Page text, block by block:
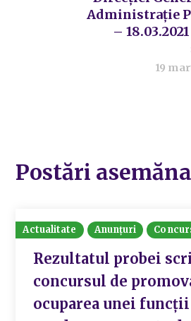
Administrație
–
19
Postări
Actualitate Anunțuri
Rezultatul probei
concursul de
ocuparea unei